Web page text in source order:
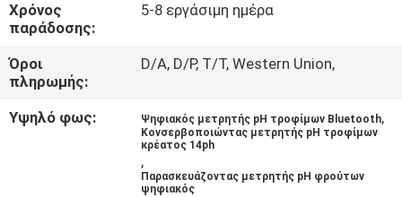
ΝΈΑ
ΌΛΕΣ
ΟΙ
ΠΕΡΙΠΤΏΣΕΙΣ
Χρόνος
παράδοσης:
5-8 εργάσιμη ημέρα
Όροι
πληρωμής:
D/A, D/P, T/T, Western Union,
Υψηλό φως: Ψηφιακός μετρητής pH τροφίμων Bluetooth,
Κονσερβοποιώντας μετρητής pH τροφίμων
κρέατος 14ph
,
Παρασκευάζοντας μετρητής pH φρούτων
ψηφιακός